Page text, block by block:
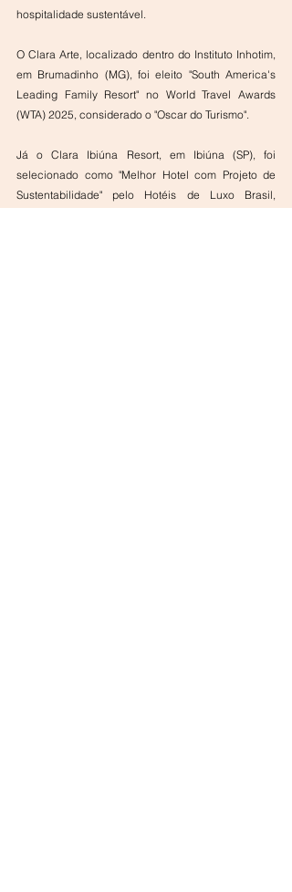
hospitalidade sustentável.
O Clara Arte, localizado dentro do Instituto Inhotim,
em Brumadinho (MG), foi eleito "South America's
Leading Family Resort" no World Travel Awards
(WTA) 2025, considerado o "Oscar do Turismo".
Já o Clara Ibiúna Resort, em Ibiúna (SP), foi
selecionado como "Melhor Hotel com Projeto de
Sustentabilidade" pelo Hotéis de Luxo Brasil,